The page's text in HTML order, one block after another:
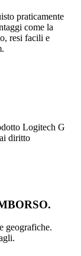
praticamente
come la
resi facili e
Logitech G
diritto
geografiche.